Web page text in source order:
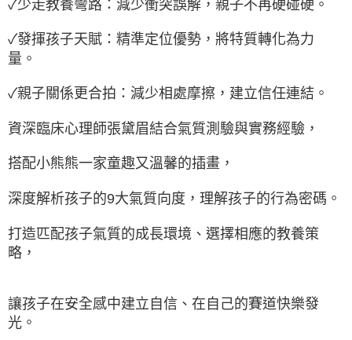
✓少走教養彎路：減少衝突誤解，親子不再硬碰硬。
✓發揮孩子天賦：精準定位優勢，將特質轉化為力
量。
✓親子關係更合拍：減少相處摩擦，建立信任連結。
資深臨床心理師張黛眉結合氣質測驗與實務經驗，
搭配小熊熊一家童趣又溫馨的插畫，
深度解析孩子的9大氣質向度，理解孩子的行為密碼。
打造匹配孩子氣質的成長環境、選擇相應的教養策
略，
讓孩子在安全感中建立自信、在自己的賽道快樂發
光。